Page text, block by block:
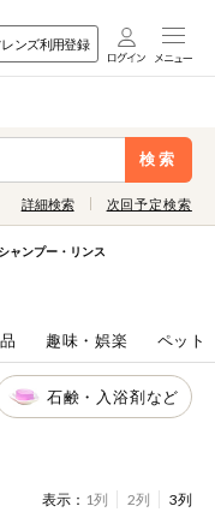
ンズ利用登録
検索
目的
から探す
詳細検索
条件を指定しなくて
次回予定検索
シャンプー・リンス
趣味・娯楽 ペット
石鹸・入浴剤など
表示： 1列 2列 3列